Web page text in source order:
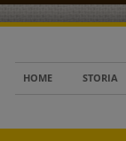
HOME STORIA